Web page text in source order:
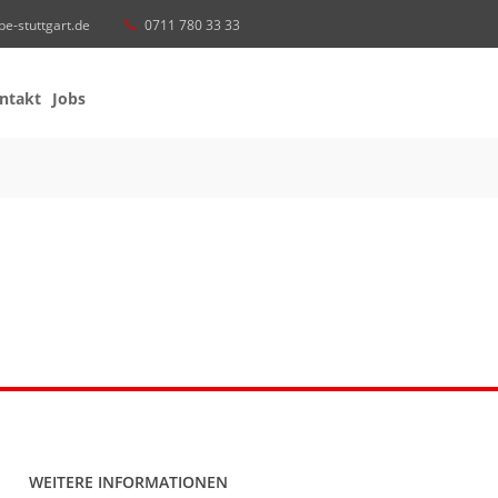
stuttgart.de 0711 780 33 33
Jobs
WEITERE INFORMATIONEN